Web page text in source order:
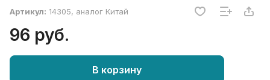
Артикул: 14305, аналог Китай
96 руб.
В корзину